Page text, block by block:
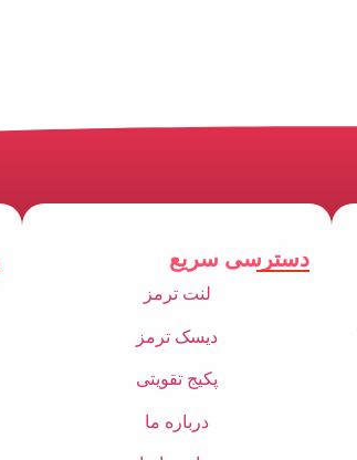
دسترسی سریع
لنت ترمز
دیسک ترمز
پکیج تقویتی
درباره ما